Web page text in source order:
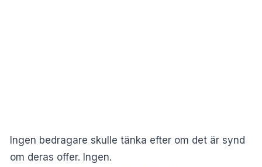
Ingen bedragare skulle tänka efter om det är synd
om deras offer. Ingen.